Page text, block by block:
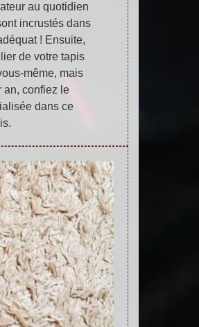
au quotidien
incrustés dans
! Ensuite,
de votre tapis
même, mais
an, confiez le
dans ce